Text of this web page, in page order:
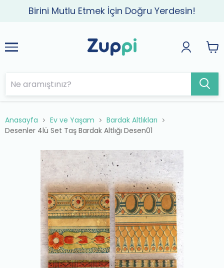
Birini Mutlu Etmek İçin Doğru Yerdesin!
Anasayfa Ev ve Yaşam
Bardak Altlıkları
Desenler 4lü Set Taş Bardak Altlığı Desen01